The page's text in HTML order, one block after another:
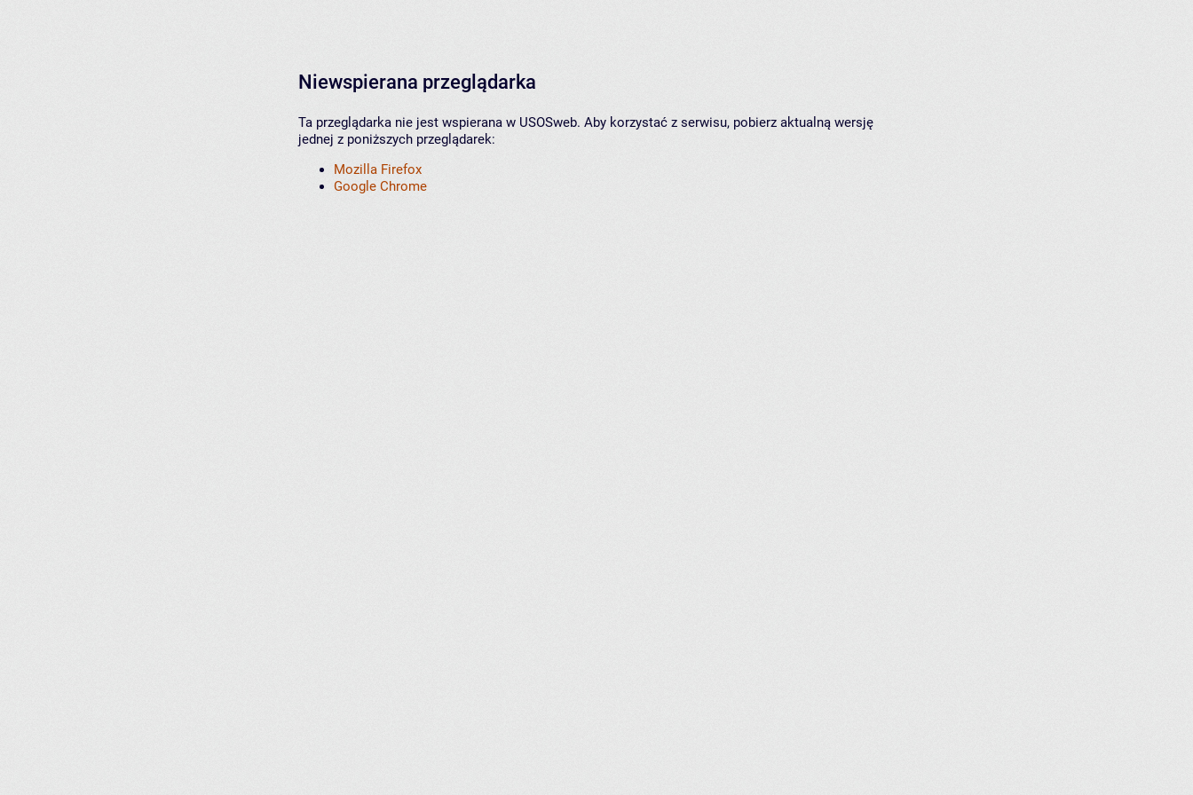
Niewspierana przeglądarka
Ta przeglądarka nie jest wspierana w USOSweb. Aby korzystać z serwisu, pobierz aktualną wersję
jednej z poniższych przeglądarek:
Mozilla Firefox
Google Chrome